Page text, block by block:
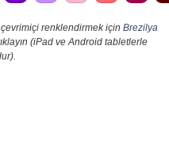
renklendirmek için Brezilya
(iPad ve Android tabletlerle